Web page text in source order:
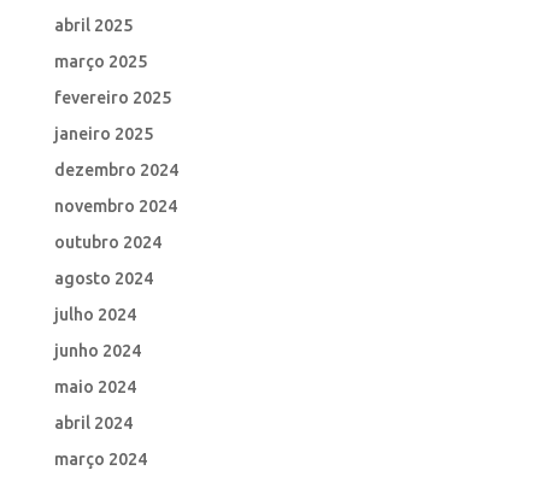
abril 2025
março 2025
fevereiro 2025
janeiro 2025
dezembro 2024
novembro 2024
outubro 2024
agosto 2024
julho 2024
junho 2024
maio 2024
abril 2024
março 2024